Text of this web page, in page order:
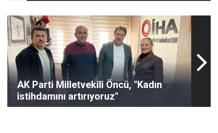
AK Parti Milletvekili Öncü, "Kadın
istihdamını artırıyoruz"